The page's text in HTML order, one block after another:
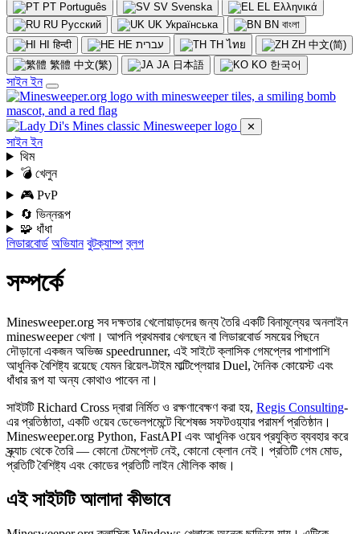
PT Português SV Svenska EL Ελληνικά
RU Русский UK Українська BN বাংলা
HI हिन्दी HE עברית TH ไทย ZH 中文(简)
繁體 中文(繁) JA 日本語 KO 한국어
সাইন ইন
✕
সাইন ইন
থিম
💣 খেলুন
🎮 PvP
🔄 ভিন্নরূপ
🧩 ধাঁধা
লিডারবোর্ড অভিযান বুটক্যাম্প ব্লগ
সম্পর্কে
Minesweeper.org সব দক্ষতার খেলোয়াড়দের জন্য তৈরি একটি বিনামূল্যের অনলাইন
minesweeper খেলা। আপনি প্রথমবার খেলছেন বা লিডারবোর্ড সময়ের পিছনে
দৌড়ানো একজন অভিজ্ঞ speedrunner, এই সাইটে ক্লাসিক গেমপ্লের পাশাপাশি
আধুনিক বৈশিষ্ট্য রয়েছে যেমন রিয়েল-টাইম মাল্টিপ্লেয়ার Duel, দৈনিক কোয়েস্ট এবং
ধাঁধার রূপ যা অন্য কোথাও পাবেন না।
সাইটটি Richard Cross দ্বারা নির্মিত ও রক্ষণাবেক্ষণ করা হয়, Regis Consulting-
এর প্রতিষ্ঠাতা, একটি ওয়েব ডেভেলপমেন্টে বিশেষজ্ঞ সফটওয়্যার পরামর্শ প্রতিষ্ঠান।
Minesweeper.org Python, FastAPI এবং আধুনিক ওয়েব প্রযুক্তি ব্যবহার করে
স্ক্র্যাচ থেকে তৈরি — কোনো টেমপ্লেট নেই, কোনো ক্লোন নেই। প্রতিটি গেম মোড,
প্রতিটি বৈশিষ্ট্য এবং কোডের প্রতিটি লাইন মৌলিক কাজ।
এই সাইটটি আলাদা কীভাবে